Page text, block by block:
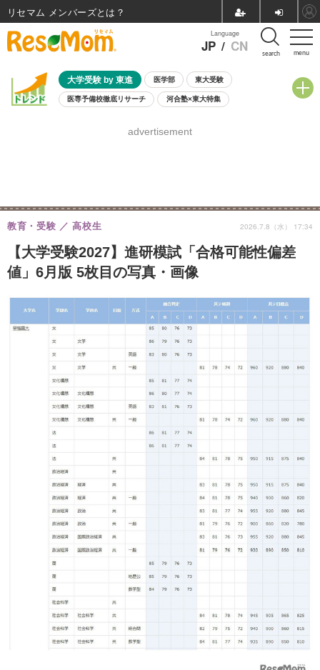
menu
Language
JP / CN search
大学受験 by 東進 医学部 東大受験
医専予備校徹底リサーチ 河合塾×東大特集
8月開催学校説明会・相談会
advertisement
【大学受験2027】進研模試「合格可能性偏差
値」6月版 5枚目の写真・画像
教育・受験 高校生 2026.7.8（水） 17:34
リセマム メンバーズ